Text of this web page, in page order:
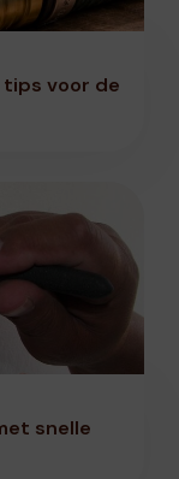
tips voor de
snelle